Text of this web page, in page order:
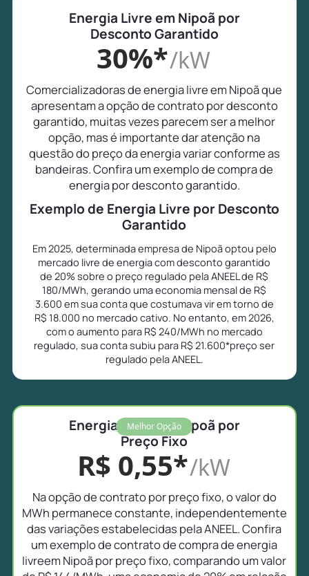
Energia Livre em Nipoã por
Desconto Garantido
30%*/kW
Comercializadoras de energia livre em Nipoã que
apresentam a opção de contrato por desconto
garantido, muitas vezes parecem ser a melhor
opção, mas é importante dar atenção na
questão do preço da energia variar conforme as
bandeiras. Confira um exemplo de compra de
energia por desconto garantido.
Exemplo de Energia Livre por Desconto
Garantido
Em 2025, determinada empresa de Nipoã optou pelo
mercado livre de energia com desconto garantido
de 20% sobre o preço regulado pela ANEEL de R$
180/MWh, gerando uma economia mensal de R$
3.600 em sua conta que costumava vir em torno de
R$ 18.000 no mercado cativo. No entanto, em 2026,
com o aumento para R$ 240/MWh no mercado
regulado, sua conta subiu para R$ 21.600*preço ser
regulado pela ANEEL.
Melhor Opção
Energia Livre em Nipoã por
Preço Fixo
R$ 0,55*/kW
Na opção de contrato por preço fixo, o valor do
MWh permanece constante, independentemente
das variações estabelecidas pela ANEEL. Confira
um exemplo de contrato de compra de energia
livreem Nipoã por preço fixo, comparando um valor